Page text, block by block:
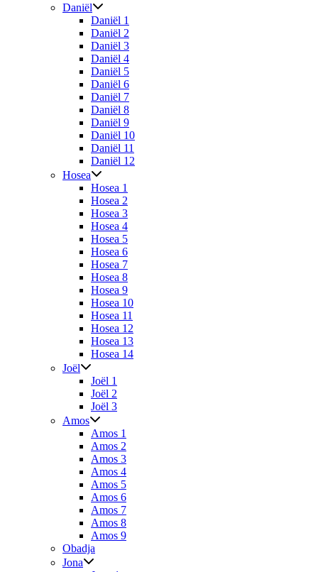
Daniël
Daniël 1
Daniël 2
Daniël 3
Daniël 4
Daniël 5
Daniël 6
Daniël 7
Daniël 8
Daniël 9
Daniël 10
Daniël 11
Daniël 12
Hosea
Hosea 1
Hosea 2
Hosea 3
Hosea 4
Hosea 5
Hosea 6
Hosea 7
Hosea 8
Hosea 9
Hosea 10
Hosea 11
Hosea 12
Hosea 13
Hosea 14
Joël
Joël 1
Joël 2
Joël 3
Amos
Amos 1
Amos 2
Amos 3
Amos 4
Amos 5
Amos 6
Amos 7
Amos 8
Amos 9
Obadja
Jona